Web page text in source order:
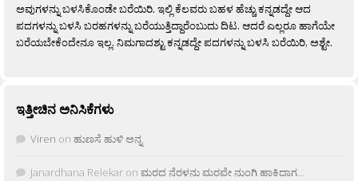
ಅವುಗಳನ್ನು ಬಳಸಿಕೊಂಡೇ ಬರೆಯಿರಿ. ಇಲ್ಲಿ ಕೆಲವರು ಬಹಳ ಹೆಚ್ಚು ಕನ್ನಡದ್ದೇ ಆದ
ಪದಗಳನ್ನು ಬಳಸಿ ಬರಹಗಳನ್ನು ಬರೆಯುತ್ತಿದ್ದಾರೆಂಬುದು ದಿಟ. ಆದರೆ ಎಲ್ಲರೂ ಹಾಗೆಯೇ
ಬರೆಯಬೇಕೆಂದೇನೂ ಇಲ್ಲ. ನಿಮಗಾದಶ್ಟು ಕನ್ನಡದ್ದೇ ಪದಗಳನ್ನು ಬಳಸಿ ಬರೆಯಿರಿ, ಅಶ್ಟೇ.
ಇತ್ತೀಚಿನ ಅನಿಸಿಕೆಗಳು
Viren on ಹುಣಸೆ ಹುಳಿ ಅನ್ನ
Janardhana Relekar on ಮರದ ನೆರಳನು ಮರವೇ ನುಂಗಿ ಹಾಕಿದಾಗ…